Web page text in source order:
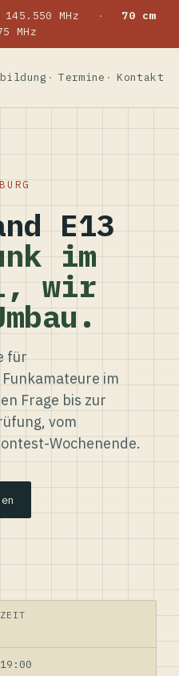
MHz ·
70 cm
MHz
Termine Kontakt
E13
im
wir
für
im
Frage bis zur
vom
Wochenende.
ZEIT
19:00